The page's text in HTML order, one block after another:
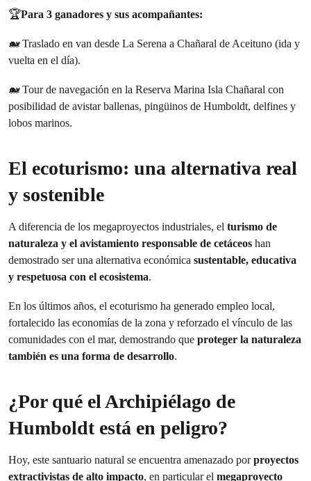
🏆Para 3 ganadores y sus acompañantes:
🐋 Traslado en van desde La Serena a Chañaral de Aceituno (ida y
vuelta en el día).
🐋 Tour de navegación en la Reserva Marina Isla Chañaral con
posibilidad de avistar ballenas, pingüinos de Humboldt, delfines y
lobos marinos.
El ecoturismo: una alternativa real
y sostenible
A diferencia de los megaproyectos industriales, el turismo de
naturaleza y el avistamiento responsable de cetáceos han
demostrado ser una alternativa económica sustentable, educativa
y respetuosa con el ecosistema.
En los últimos años, el ecoturismo ha generado empleo local,
fortalecido las economías de la zona y reforzado el vínculo de las
comunidades con el mar, demostrando que proteger la naturaleza
también es una forma de desarrollo.
¿Por qué el Archipiélago de
Humboldt está en peligro?
Hoy, este santuario natural se encuentra amenazado porproyectos
extractivistas de alto impacto, en particular el megaproyecto